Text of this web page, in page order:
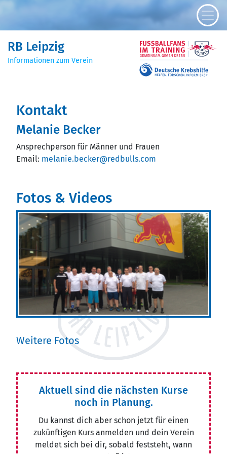
RB Leipzig
Informationen zum Verein
Kontakt
Melanie Becker
Ansprechperson für Männer und Frauen
Email: melanie.becker@redbulls.com
Fotos & Videos
Weitere Fotos
Aktuell sind die nächsten Kurse
noch in Planung.
Du kannst dich aber schon jetzt für einen
zukünftigen Kurs anmelden und dein Verein
meldet sich bei dir, sobald feststeht, wann